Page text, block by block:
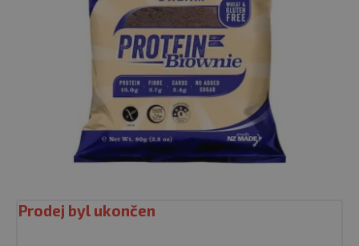
Prodej byl ukončen